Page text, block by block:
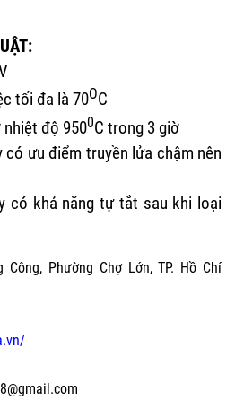
tối đa là 70OC
nhiệt độ 9500C trong 3 giờ
có ưu điểm truyền lửa chậm nên
có khả năng tự tắt sau khi loại
Phường Chợ Lớn, TP. Hồ Chí